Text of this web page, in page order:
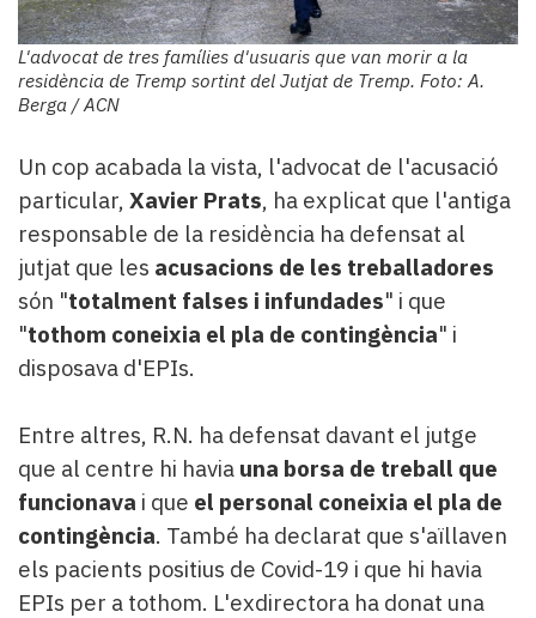
L'advocat de tres famílies d'usuaris que van morir a la
residència de Tremp sortint del Jutjat de Tremp. Foto: A.
Berga / ACN
Un cop acabada la vista, l'advocat de l'acusació
particular, Xavier Prats, ha explicat que l'antiga
responsable de la residència ha defensat al
jutjat que les acusacions de les treballadores
són "totalment falses i infundades" i que
"tothom coneixia el pla de contingència" i
disposava d'EPIs.
Entre altres, R.N. ha defensat davant el jutge
que al centre hi havia una borsa de treball que
funcionava i que el personal coneixia el pla de
contingència. També ha declarat que s'aïllaven
els pacients positius de Covid-19 i que hi havia
EPIs per a tothom. L'exdirectora ha donat una